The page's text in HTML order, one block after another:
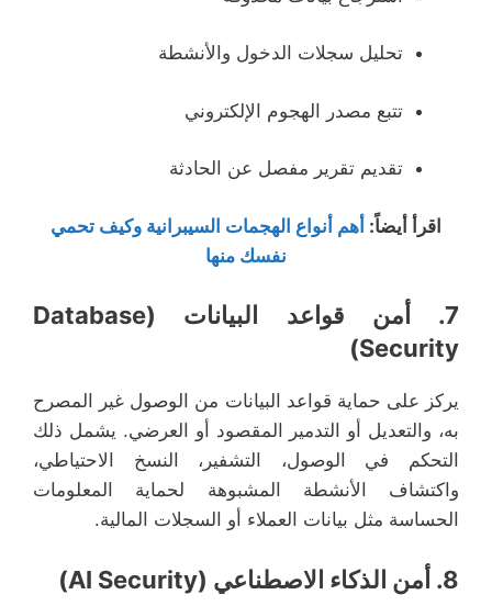
تحليل سجلات الدخول والأنشطة
تتبع مصدر الهجوم الإلكتروني
تقديم تقرير مفصل عن الحادثة
اقرأ أيضاً: أهم أنواع الهجمات السيبرانية وكيف تحمي
نفسك منها
7. أمن قواعد البيانات (Database
Security)
يركز على حماية قواعد البيانات من الوصول غير المصرح
به، والتعديل أو التدمير المقصود أو العرضي. يشمل ذلك
التحكم في الوصول، التشفير، النسخ الاحتياطي،
واكتشاف الأنشطة المشبوهة لحماية المعلومات
الحساسة مثل بيانات العملاء أو السجلات المالية.
8. أمن الذكاء الاصطناعي (AI Security)